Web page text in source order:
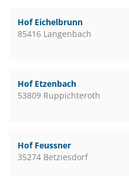
Hof Eichelbrunn
85416 Langenbach
Hof Etzenbach
53809 Ruppichteroth
Hof Feussner
35274 Betziesdorf